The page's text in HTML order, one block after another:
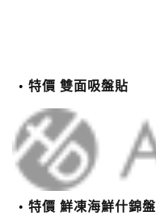
特價 雙面吸盤貼
特價 鮮凍海鮮什錦盤